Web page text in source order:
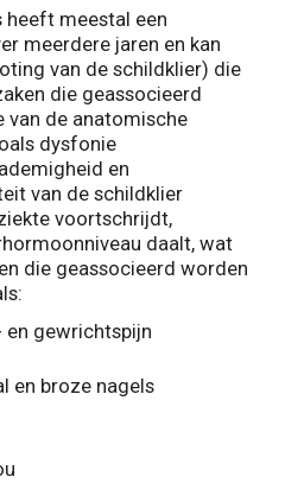
meestal een
meerdere jaren en kan
van de schildklier) die
die geassocieerd
de anatomische
dysfonie
en
van de schildklier
voortschrijdt,
daalt, wat
die geassocieerd worden
en gewrichtspijn
en broze nagels